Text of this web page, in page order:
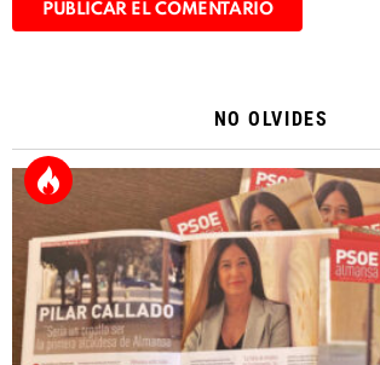
NO OLVIDES